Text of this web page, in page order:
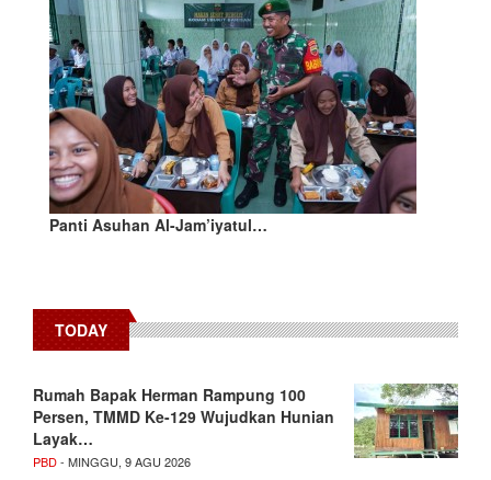
Panti Asuhan Al-Jam’iyatul…
TODAY
Rumah Bapak Herman Rampung 100
Persen, TMMD Ke-129 Wujudkan Hunian
Layak…
PBD- MINGGU, 9 AGU 2026